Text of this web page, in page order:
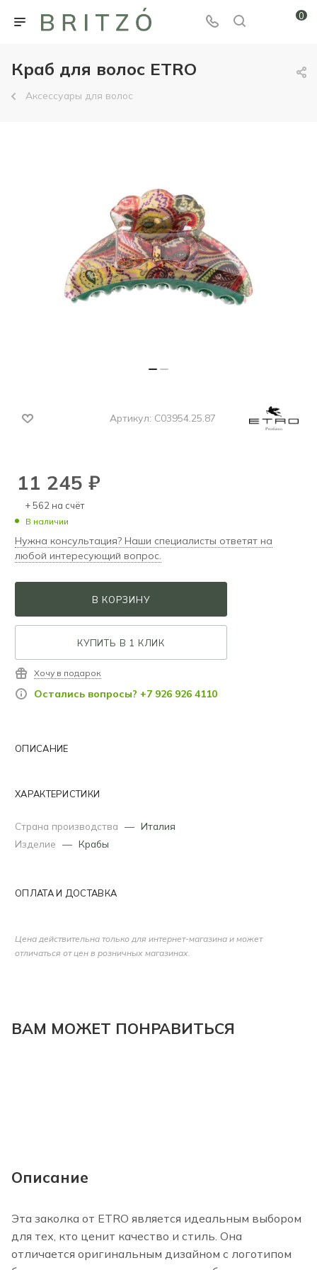
0
Краб для волос ETRO
Аксессуары для волос
Артикул: C03954.25.87
11 245 ₽
+ 562 на счёт
В наличии
Нужна консультация? Наши специалисты ответят на
любой интересующий вопрос.
В КОРЗИНУ
КУПИТЬ В 1 КЛИК
Хочу в подарок
Остались вопросы? +7 926 926 4110
ОПИСАНИЕ
ХАРАКТЕРИСТИКИ
Страна производства — Италия
Изделие — Крабы
ОПЛАТА И ДОСТАВКА
Цена действительна только для интернет-магазина и может
отличаться от цен в розничных магазинах.
ВАМ МОЖЕТ ПОНРАВИТЬСЯ
Описание
Эта заколка от ETRO является идеальным выбором
для тех, кто ценит качество и стиль. Она
отличается оригинальным дизайном с логотипом